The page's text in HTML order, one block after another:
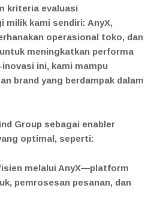
kriteria evaluasi
milik kami sendiri: AnyX,
operasional toko, dan
meningkatkan performa
ini, kami mampu
brand yang berdampak dalam
Group sebagai enabler
optimal, seperti:
melalui AnyX—platform
pemrosesan pesanan, dan